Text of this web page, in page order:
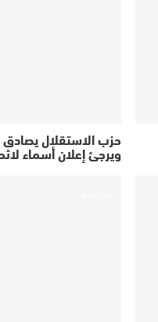
حزب الاستقلال
ويرجئ إعلان أسماء